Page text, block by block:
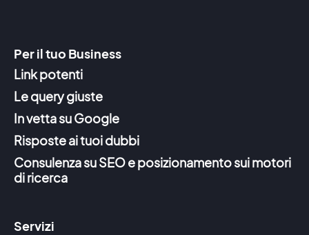
Per il tuo Business
Link potenti
Le query giuste
In vetta su Google
Risposte ai tuoi dubbi
Consulenza su SEO e posizionamento sui motori
di ricerca
Servizi